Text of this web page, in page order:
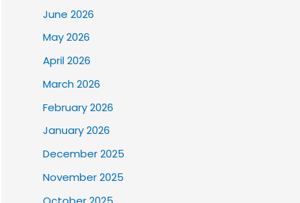
June 2026
May 2026
April 2026
March 2026
February 2026
January 2026
December 2025
November 2025